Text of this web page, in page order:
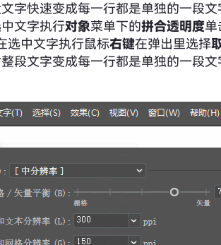
字快速变成每一行都是单独的一段文
文字执行对象菜单下的拼合透明度单
选中文字执行鼠标右键在弹出里选择
段文字变成每一行都是单独的一段